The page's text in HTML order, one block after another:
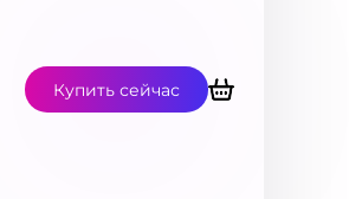
Купить сейчас